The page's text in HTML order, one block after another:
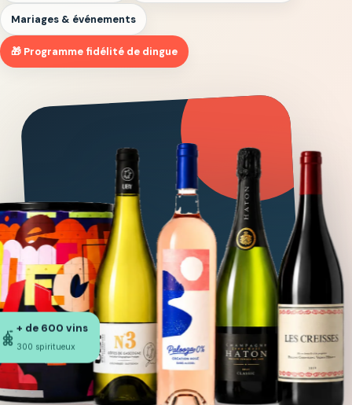
Mariages & événements
🎁 Programme fidélité de dingue
+ de 600 vins
300 spiritueux